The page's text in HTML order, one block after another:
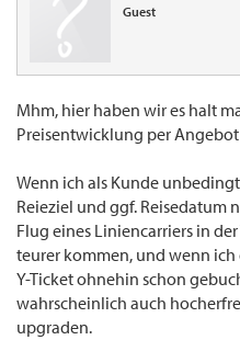
Guest
Mhm, hier haben wir es halt
Preisentwicklung per
Wenn ich als Kunde
Reieziel und ggf. Reisedatum
Flug eines Liniencarriers in
teurer kommen, und wenn ich
Y-Ticket ohnehin schon
wahrscheinlich auch
upgraden.